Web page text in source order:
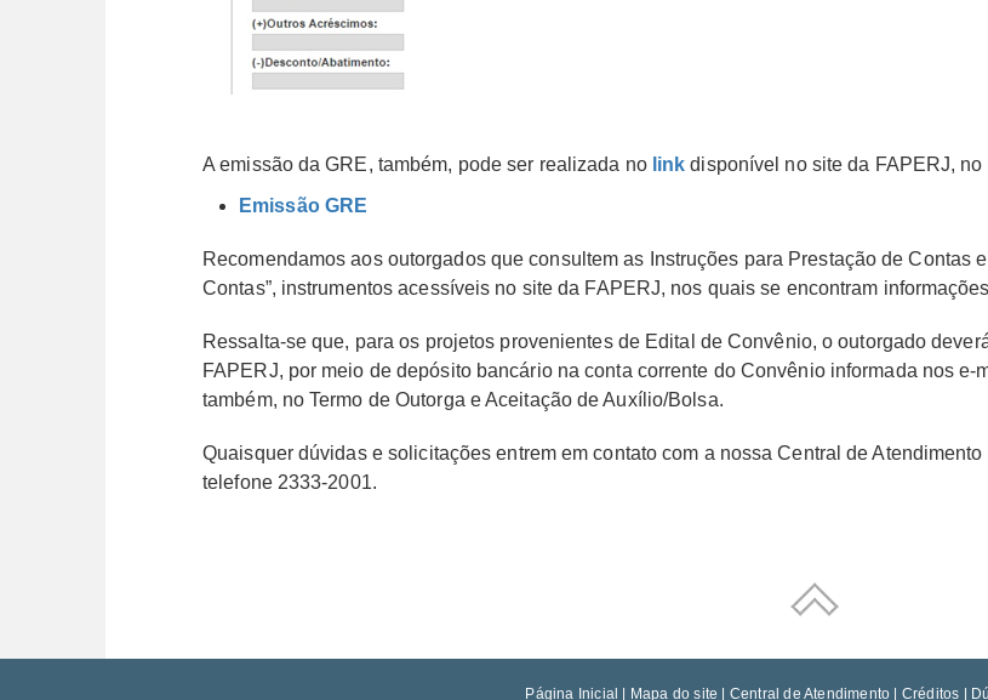
A emissão da GRE, também, pode ser realizada no link disponível no site da FAPERJ,
Emissão GRE
Recomendamos aos outorgados que consultem as Instruções para Prestação de Contas
Contas”, instrumentos acessíveis no site da FAPERJ, nos quais se encontram
Ressalta-se que, para os projetos provenientes de Edital de Convênio, o outorgado
FAPERJ, por meio de depósito bancário na conta corrente do Convênio informada nos
também, no Termo de Outorga e Aceitação de Auxílio/Bolsa.
Quaisquer dúvidas e solicitações entrem em contato com a nossa Central de Atendimento
telefone 2333-2001.
Página Inicial Mapa do site Central de Atendimento Créditos